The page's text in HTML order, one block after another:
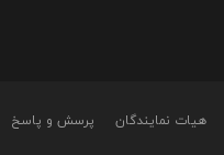
هیات نمایندگان پرسش و پاسخ